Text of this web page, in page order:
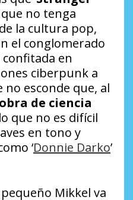
que no tenga
la cultura pop,
el conglomerado
en
ciberpunk a
no esconde que, al
de ciencia
que no es difícil
en tono y
‘Donnie Darko’
Mikkel va